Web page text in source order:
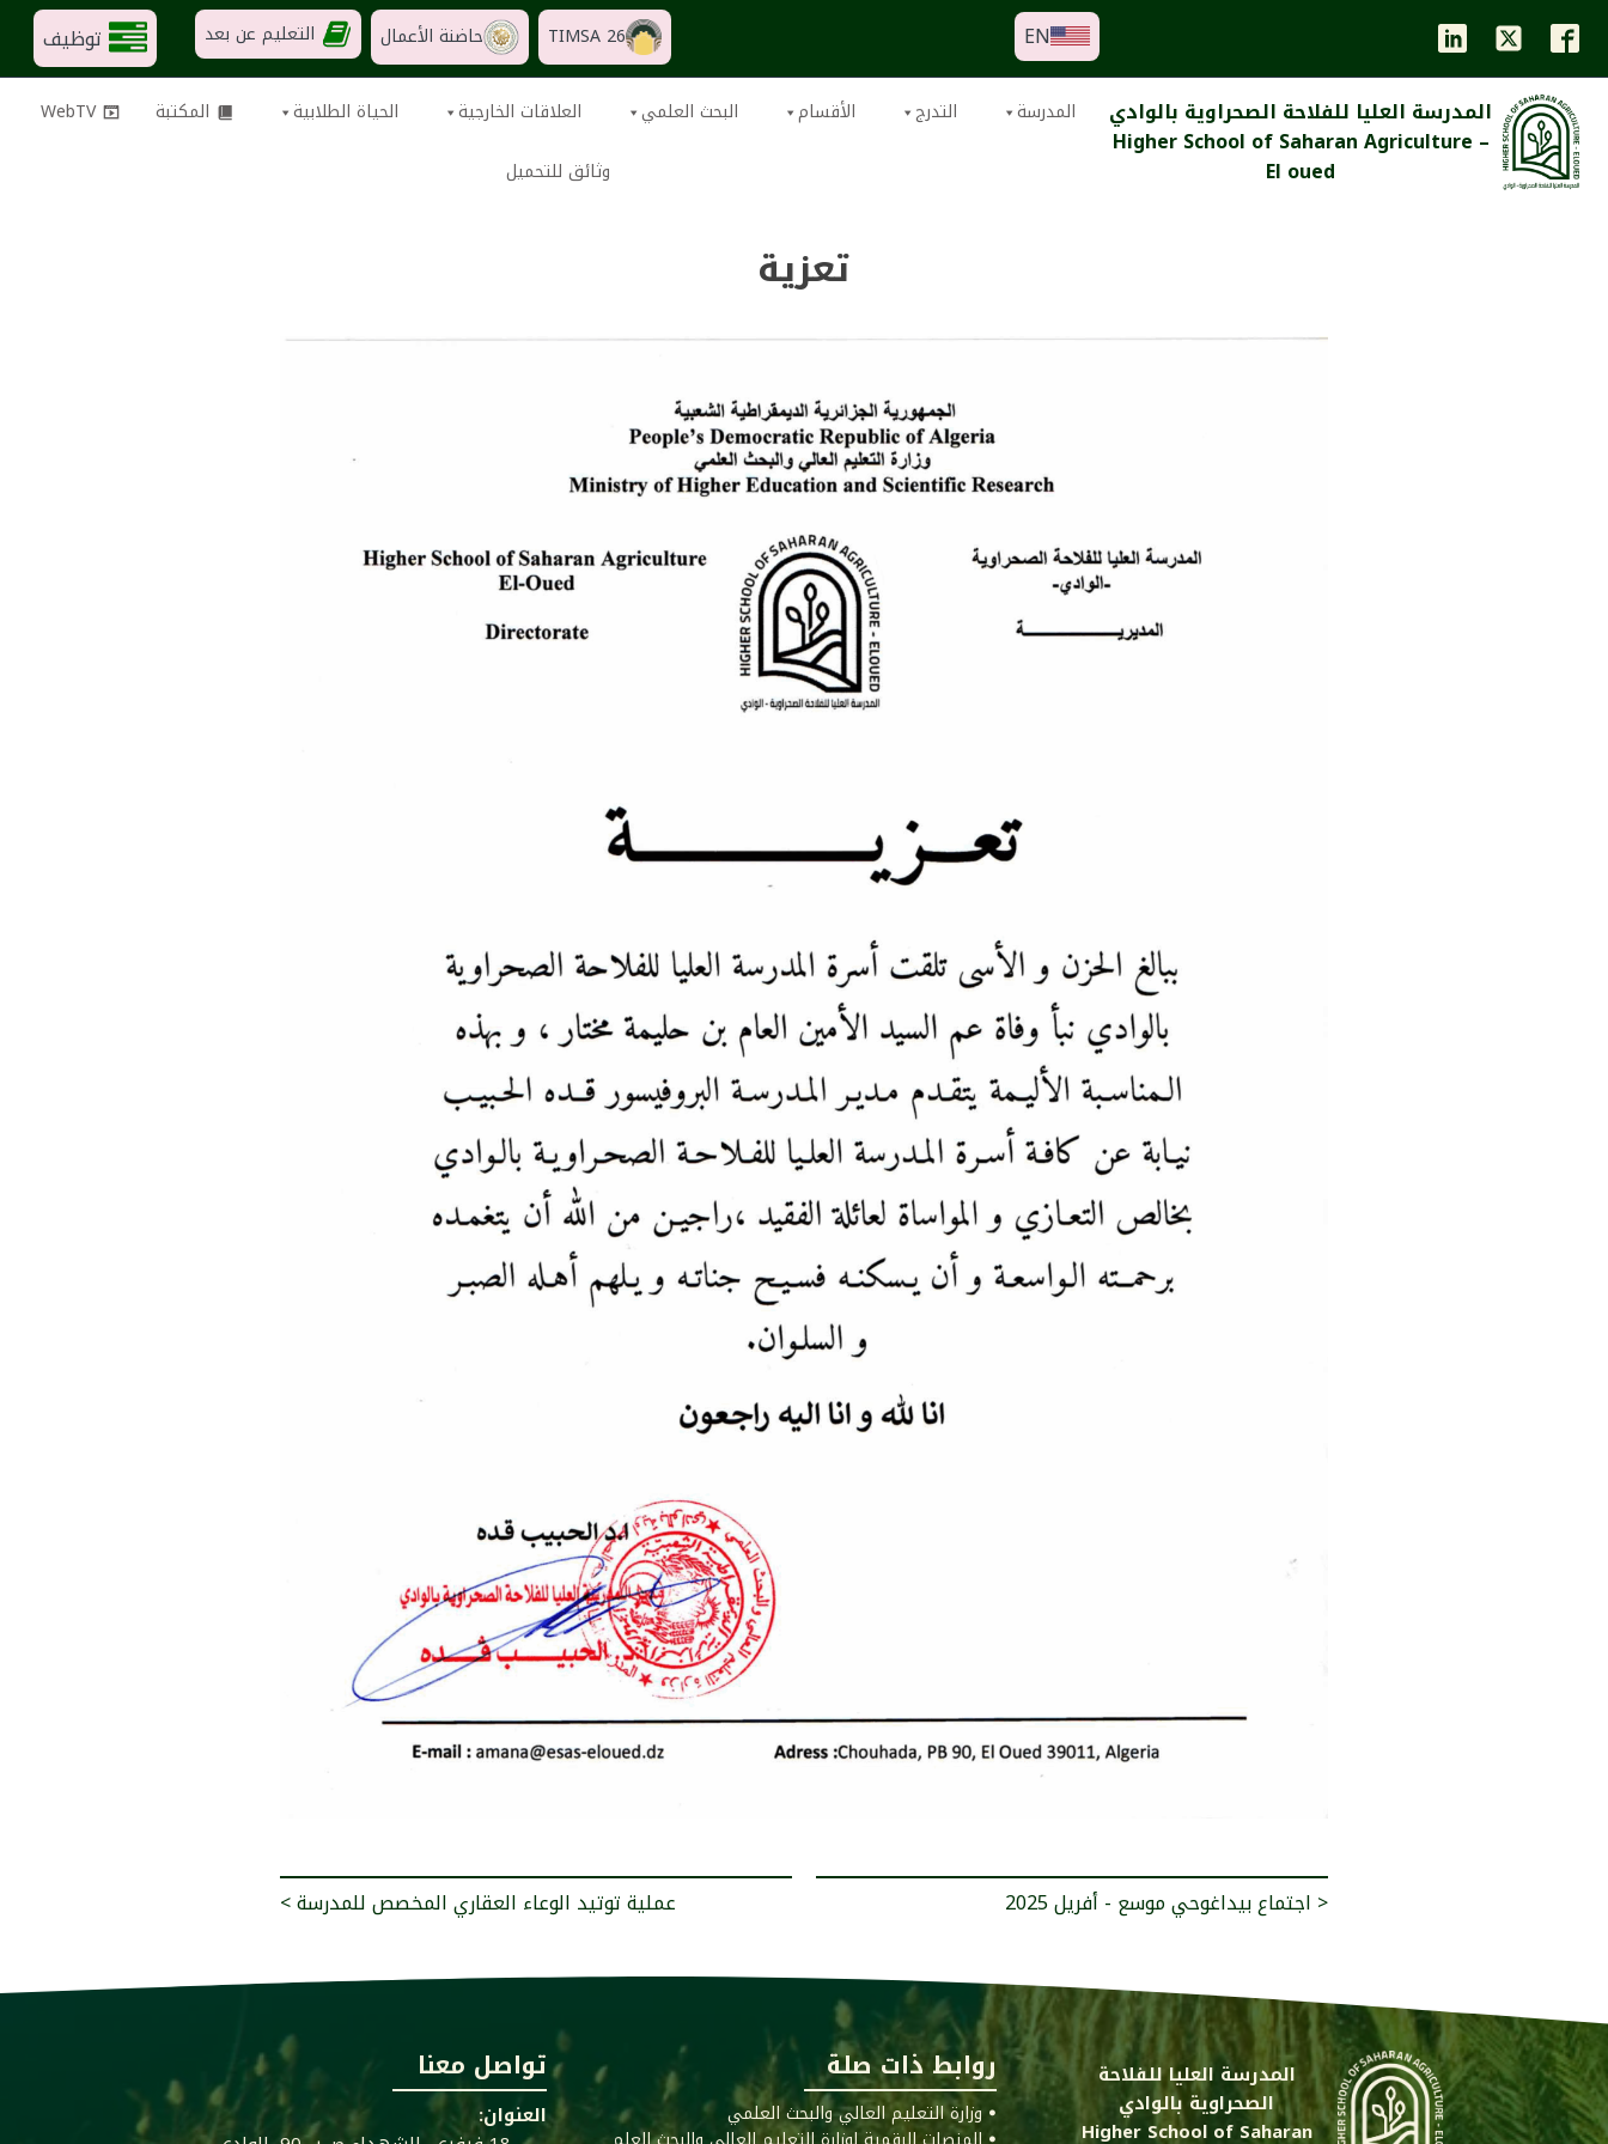
EN
TIMSA 26 حاضنة الأعمال التعليم عن بعد
توظيف
المدرسة العليا للفلاحة الصحراوية بالوادي
Higher School of Saharan Agriculture –
El oued
المدرسة التدرج الأقسام البحث العلمي العلاقات الخارجية الحياة الطلابية المكتبة
WebTV
وثائق للتحميل
تعزية
< عملية توتيد الوعاء العقاري المخصص للمدرسة اجتماع بيداغوحي موسع - أفريل 2025 >
المدرسة العليا للفلاحة
الصحراوية بالوادي
Higher School of Saharan
روابط ذات صلة
ꔷ وزارة التعليم العالي والبحث العلمي
تواصل معنا
العنوان: